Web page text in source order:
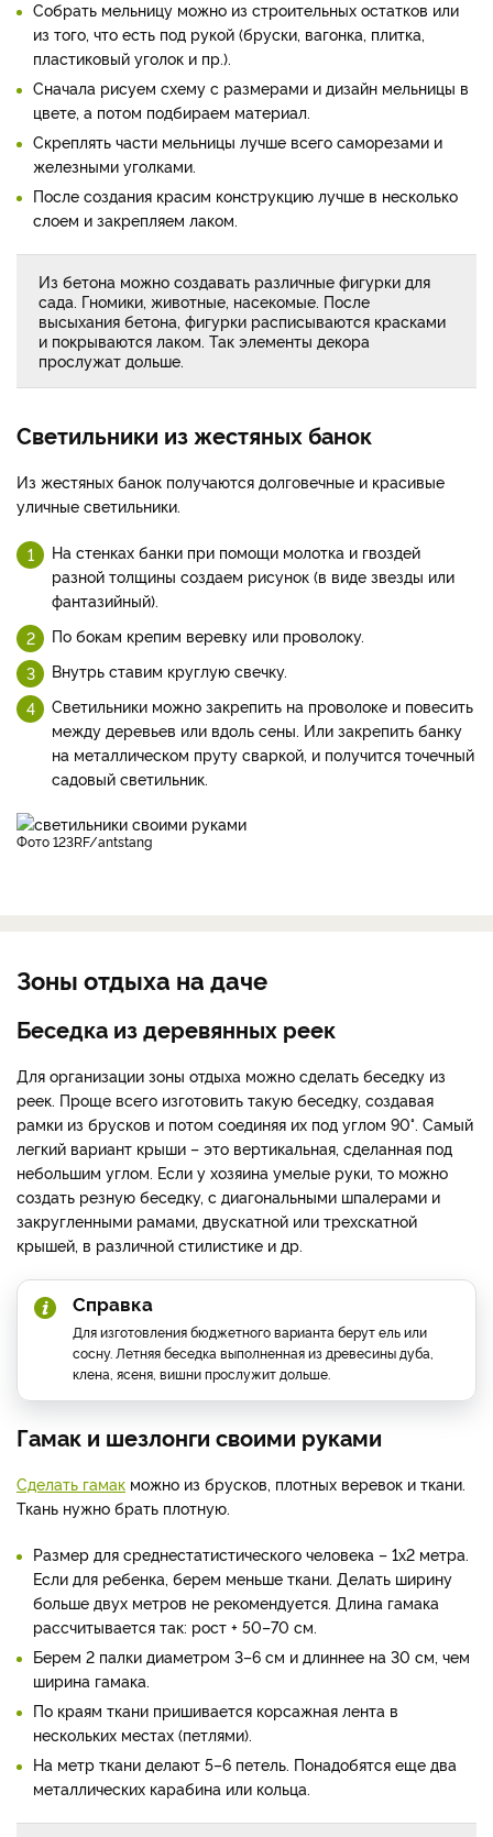
Собрать мельницу можно из строительных остатков или
из того, что есть под рукой (бруски, вагонка, плитка,
пластиковый уголок и пр.).
Сначала рисуем схему с размерами и дизайн мельницы в
цвете, а потом подбираем материал.
Скреплять части мельницы лучше всего саморезами и
железными уголками.
После создания красим конструкцию лучше в несколько
слоем и закрепляем лаком.
Из бетона можно создавать различные фигурки для
сада. Гномики, животные, насекомые. После
высыхания бетона, фигурки расписываются красками
и покрываются лаком. Так элементы декора
прослужат дольше.
Светильники из жестяных банок
Из жестяных банок получаются долговечные и красивые
уличные светильники.
На стенках банки при помощи молотка и гвоздей
разной толщины создаем рисунок (в виде звезды или
фантазийный).
По бокам крепим веревку или проволоку.
Внутрь ставим круглую свечку.
Светильники можно закрепить на проволоке и повесить
между деревьев или вдоль сены. Или закрепить банку
на металлическом пруту сваркой, и получится точечный
садовый светильник.
фото 123RF/antstang
Зоны отдыха на даче
Беседка из деревянных реек
Для организации зоны отдыха можно сделать беседку из
реек. Проще всего изготовить такую беседку, создавая
рамки из брусков и потом соединяя их под углом 90°. Самый
легкий вариант крыши – это вертикальная, сделанная под
небольшим углом. Если у хозяина умелые руки, то можно
создать резную беседку, с диагональными шпалерами и
закругленными рамами, двускатной или трехскатной
крышей, в различной стилистике и др.
Справка
Для изготовления бюджетного варианта берут ель или
сосну. Летняя беседка выполненная из древесины дуба,
клена, ясеня, вишни прослужит дольше.
Гамак и шезлонги своими руками
Сделать гамак можно из брусков, плотных веревок и ткани.
Ткань нужно брать плотную.
Размер для среднестатистического человека – 1х2 метра.
Если для ребенка, берем меньше ткани. Делать ширину
больше двух метров не рекомендуется. Длина гамака
рассчитывается так: рост + 50–70 см.
Берем 2 палки диаметром 3–6 см и длиннее на 30 см, чем
ширина гамака.
По краям ткани пришивается корсажная лента в
нескольких местах (петлями).
На метр ткани делают 5–6 петель. Понадобятся еще два
металлических карабина или кольца.